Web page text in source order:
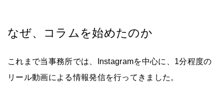
なぜ、コラムを始めたのか
これまで当事務所では、Instagramを中心に、1分程度の
リール動画による情報発信を行ってきました。